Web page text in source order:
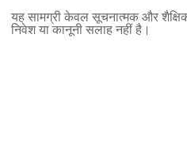
यह सामग्री केवल सूचनात्मक और शैक्षिक
निवेश या कानूनी सलाह नहीं है।